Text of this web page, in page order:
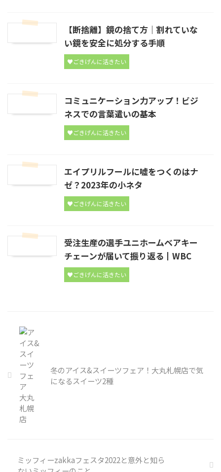
【断捨離】鏡の捨て方｜割れていな
い鏡を安全に処分する手順
♥ごきげんに活きたい
コミュニケーション力アップ！ビジ
ネスでの言葉遣いの基本
♥ごきげんに活きたい
エイプリルフールに嘘をつくのはナ
ゼ？2023年の小ネタ
♥ごきげんに活きたい
受注生産の選手ユニホームベアキー
チェーンが届いて振り返る┃WBC
♥ごきげんに活きたい
冬のアイス&スイーツフェア！大丸札幌店で気
になるスイーツ2種
ミッフィーzakkaフェスタ2022と意外と知ら